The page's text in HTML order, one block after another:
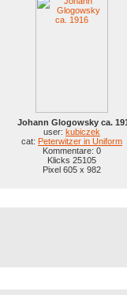
Johann Glogowsky ca.
user: kubiczek
cat: Peterwitzer in Uniform
Kommentare: 0
Klicks 25105
Pixel 605 x 982